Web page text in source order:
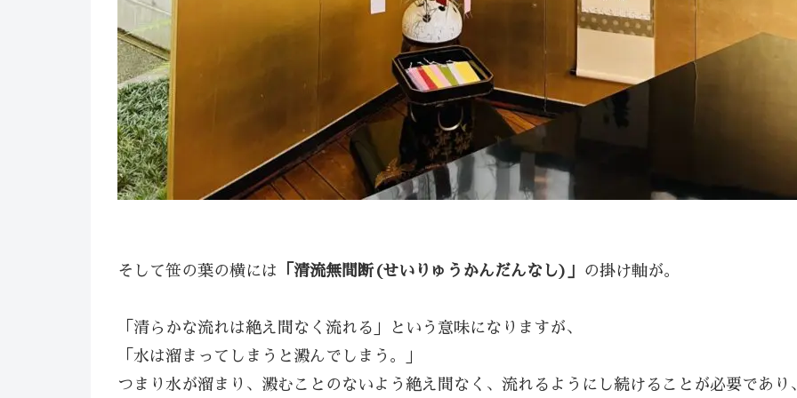
そして笹の葉の横には 「清流無間断(せいりゅうかんだんなし)」 の掛け軸が。
⁡「清らかな流れは絶え間なく流れる」という意味になりますが、
「水は溜まってしまうと澱んでしまう。」
つまり水が溜まり、澱むことのないよう絶え間なく、流れるようにし続けることが必要であり